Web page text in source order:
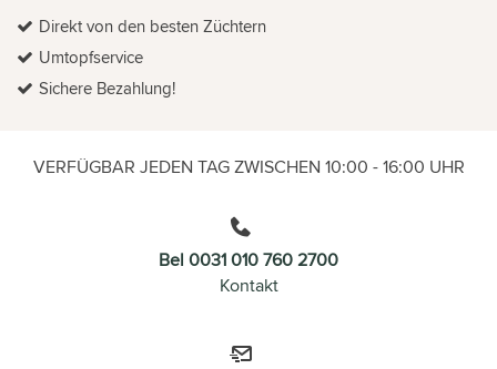
Direkt von den besten Züchtern
Umtopfservice
Sichere Bezahlung!
VERFÜGBAR JEDEN TAG ZWISCHEN 10:00 - 16:00 UHR
Bel 0031 010 760 2700
Kontakt